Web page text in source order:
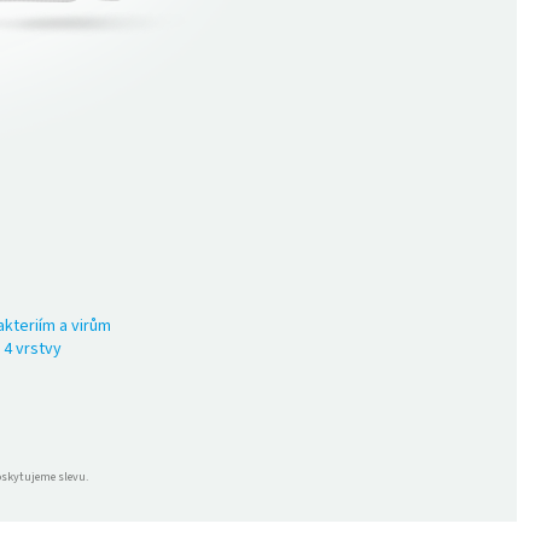
a virům
4 vrstvy
slevu.